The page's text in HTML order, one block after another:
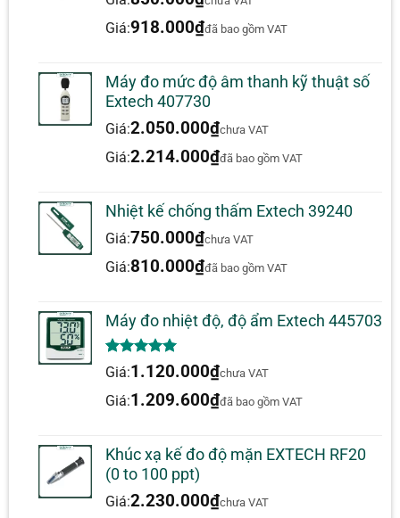
điểm
Có cái gì trong hộp vậy
Pin CR2032 (2)
Vít treo tường
Thông số kỹ thuật:
0,1 đến 99,9% rh
Nhiệt độ
(không khí)
-22 đến 158 ° F (-30 đến
70 ° C)
± 1,0 °
F (±
30 giây đến 2 giờ
Ký ức
Nhiệt độ: 24.000 điểm; Độ
ẩm tương đối: 24.000
điểm
Giá:918.000₫đã bao gồm VAT
Máy đo mức độ âm thanh kỹ thuật số
Extech 407730
Giá:2.050.000₫chưa VAT
Giá:2.214.000₫đã bao gồm VAT
Nhiệt kế chống thấm Extech 39240
Giá:750.000₫chưa VAT
Giá:810.000₫đã bao gồm VAT
Máy đo nhiệt độ, độ ẩm Extech 445703
5.00trên 5
dựa trên
1
đánh giá
Giá:1.120.000₫chưa VAT
Giá:1.209.600₫đã bao gồm VAT
Khúc xạ kế đo độ mặn EXTECH RF20
(0 to 100 ppt)
Giá:2.230.000₫chưa VAT